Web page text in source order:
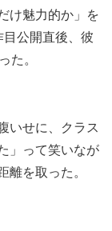
け魅力的か」を
公開直後、彼
た。
いせに、クラス
」って笑いなが
離を取った。